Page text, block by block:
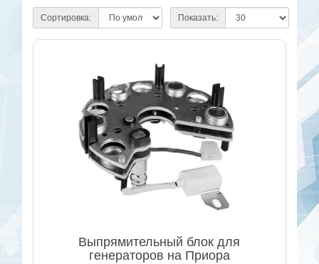
Сортировка: Показать:
Выпрямительный блок для
генераторов на Приора